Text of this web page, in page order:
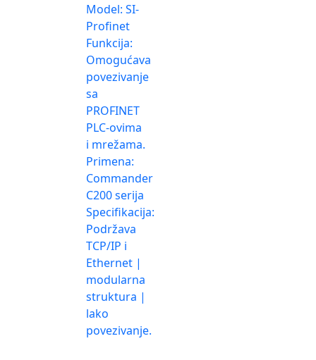
Model: SI-
Profinet
Funkcija:
Omogućava
povezivanje
sa
PROFINET
PLC-ovima
i mrežama.
Primena:
Commander
C200 serija
Specifikacija:
Podržava
TCP/IP i
Ethernet |
modularna
struktura |
lako
povezivanje.